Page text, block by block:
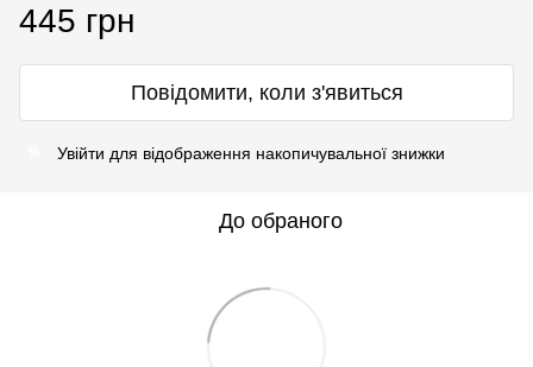
445 грн
Повідомити, коли з'явиться
Увійти для відображення накопичувальної знижки
До обраного